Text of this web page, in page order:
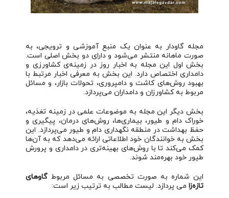
مجله گاودار به عنوان یک منبع آموزشی و ترویجی، به
صورت ماهانه منتشر می‌شود و دارای دو بخش اصلی است.
بخش اول این مجله به اخبار روز در زمینه‌ی کشاورزی و
دامداری اختصاص دارد. این بخش به معرفی اخبار مرتبط با
بهبود روش‌های کاشت و دامپروری، تحولات بازار، و مسائل
مربوط به کشاورزان و دامداران می‌پردازد.
بخش دیگر این مجله به موضوعات علمی در زمینه تغذیه،
خوراک دام و طیور، بیماری‌ها، روش‌های درمان، پیگیری و
حفظ بهداشت در منطقه نگهداری دام و طیور می‌پردازد. این
بخش به خوانندگان خود اطلاعاتی ارائه می‌دهد که به آن‌ها
کمک می‌کند تا با روش‌های بهینه‌تری در دامداری و پرورش
طیور خود بهره‌مند شوند.
این شماره به صورت تخصصی به مسائل مربوطگاوهای
تازه‌زا می پردازد. لیست مطالب به ترتیب زیر است: